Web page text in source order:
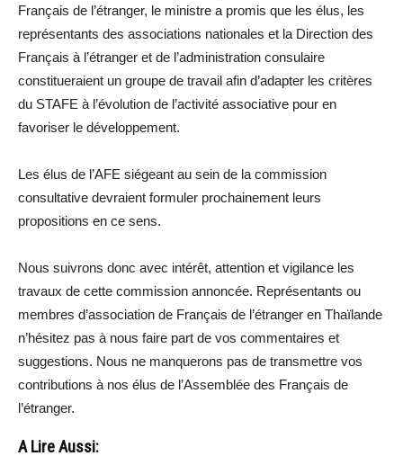
Français de l’étranger, le ministre a promis que les élus, les
représentants des associations nationales et la Direction des
Français à l’étranger et de l’administration consulaire
constitueraient un groupe de travail afin d’adapter les critères
du STAFE à l’évolution de l’activité associative pour en
favoriser le développement.
Les élus de l’AFE siégeant au sein de la commission
consultative devraient formuler prochainement leurs
propositions en ce sens.
Nous suivrons donc avec intérêt, attention et vigilance les
travaux de cette commission annoncée. Représentants ou
membres d’association de Français de l’étranger en Thaïlande
n’hésitez pas à nous faire part de vos commentaires et
suggestions. Nous ne manquerons pas de transmettre vos
contributions à nos élus de l’Assemblée des Français de
l’étranger.
A Lire Aussi: